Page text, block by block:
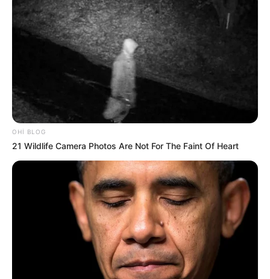
32
CƏMİYYƏT
Stressin bədəninizdə yaratdığıgizli
təhlükələr
0
OHI BLOG
21 Wildlife Camera Photos Are Not For The Faint Of Heart